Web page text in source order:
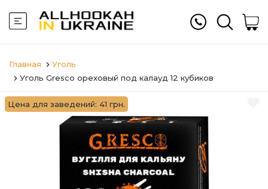
Главная
Уголь
Уголь Gresco ореховый под калауд 12 кубиков
Цена для заведений: 41 грн.